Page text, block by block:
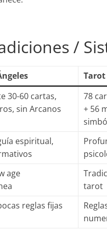
/
30-60 cartas,
sin Arcanos
78
+ 56
espiritual,
age
tarot
reglas fijas